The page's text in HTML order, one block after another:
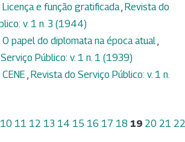
Licença e função gratificada Revista do
v. 1 n. 3 (1944)
O papel do diplomata na época atual
Público: v. 1 n. 1 (1939)
CENE Revista do Serviço Público: v. 1 n.
10 11 12 13 14 15 16 17 18 19 20 21 22